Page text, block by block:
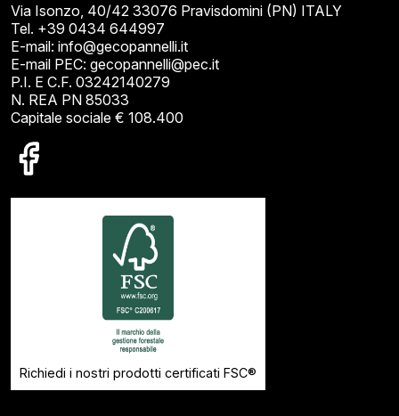
Via Isonzo, 40/42 33076 Pravisdomini (PN) ITALY
Tel. +39 0434 644997
E-mail: info@gecopannelli.it
E-mail PEC: gecopannelli@pec.it
P.I. E C.F. 03242140279
N. REA PN 85033
Capitale sociale € 108.400
Richiedi i nostri prodotti certificati FSC®